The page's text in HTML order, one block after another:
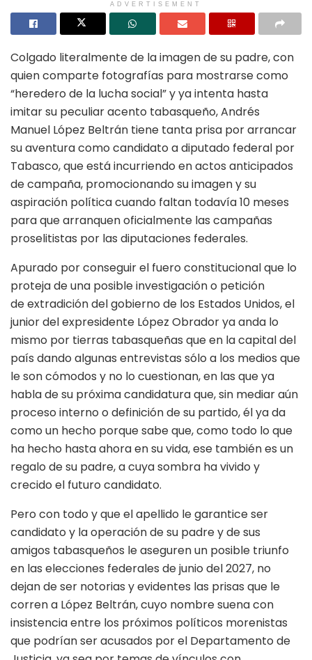
ADVERTISEMENT
Colgado literalmente de la imagen de su padre, con
quien comparte fotografías para mostrarse como
“heredero de la lucha social” y ya intenta hasta
imitar su peculiar acento tabasqueño, Andrés
Manuel López Beltrán tiene tanta prisa por arrancar
su aventura como candidato a diputado federal por
Tabasco, que está incurriendo en actos anticipados
de campaña, promocionando su imagen y su
aspiración política cuando faltan todavía 10 meses
para que arranquen oficialmente las campañas
proselitistas por las diputaciones federales.
Apurado por conseguir el fuero constitucional que lo
proteja de una posible investigación o petición
de extradición del gobierno de los Estados Unidos, el
junior del expresidente López Obrador ya anda lo
mismo por tierras tabasqueñas que en la capital del
país dando algunas entrevistas sólo a los medios que
le son cómodos y no lo cuestionan, en las que ya
habla de su próxima candidatura que, sin mediar aún
proceso interno o definición de su partido, él ya da
como un hecho porque sabe que, como todo lo que
ha hecho hasta ahora en su vida, ese también es un
regalo de su padre, a cuya sombra ha vivido y
crecido el futuro candidato.
Pero con todo y que el apellido le garantice ser
candidato y la operación de su padre y de sus
amigos tabasqueños le aseguren un posible triunfo
en las elecciones federales de junio del 2027, no
dejan de ser notorias y evidentes las prisas que le
corren a López Beltrán, cuyo nombre suena con
insistencia entre los próximos políticos morenistas
que podrían ser acusados por el Departamento de